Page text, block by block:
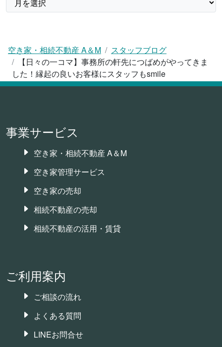
空き家・相続不動産 A＆M
スタッフブログ
【日々の一コマ】事務所の軒先につばめがやってきま
した！縁起の良いお客様にスタッフもsmile
事業サービス
空き家・相続不動産 A＆M
空き家管理サービス
空き家の売却
相続不動産の売却
相続不動産の活用・賃貸
ご利用案内
ご相談の流れ
よくある質問
LINEお問合せ